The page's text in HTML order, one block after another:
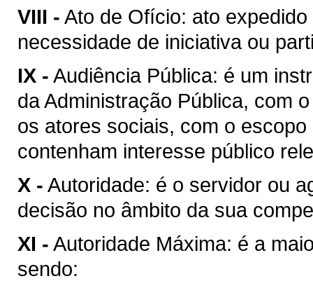
VIII - Ato de Ofício: ato
necessidade de iniciativa ou
IX - Audiência Pública: é um
da Administração Pública, com
os atores sociais, com o
contenham interesse público
X - Autoridade: é o servidor ou
decisão no âmbito da sua
XI - Autoridade Máxima: é a
sendo: